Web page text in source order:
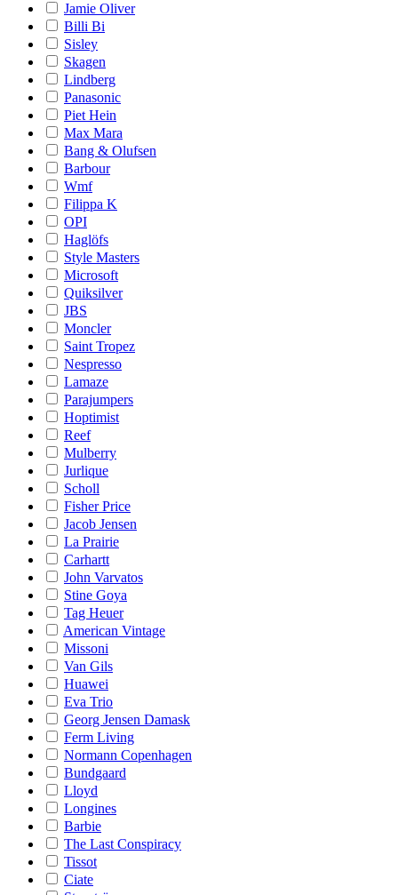
Jamie Oliver
Billi Bi
Sisley
Skagen
Lindberg
Panasonic
Piet Hein
Max Mara
Bang & Olufsen
Barbour
Wmf
Filippa K
OPI
Haglöfs
Style Masters
Microsoft
Quiksilver
JBS
Moncler
Saint Tropez
Nespresso
Lamaze
Parajumpers
Hoptimist
Reef
Mulberry
Jurlique
Scholl
Fisher Price
Jacob Jensen
La Prairie
Carhartt
John Varvatos
Stine Goya
Tag Heuer
American Vintage
Missoni
Van Gils
Huawei
Eva Trio
Georg Jensen Damask
Ferm Living
Normann Copenhagen
Bundgaard
Lloyd
Longines
Barbie
The Last Conspiracy
Tissot
Ciate